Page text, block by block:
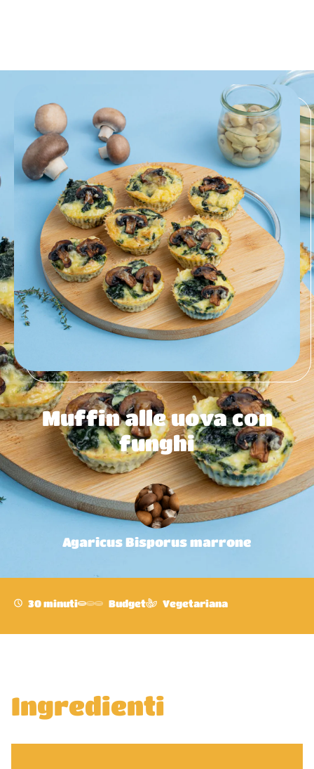
Muffin alle uova con
funghi
Agaricus Bisporus marrone
30 minuti Budget Vegetariana
Ingredienti